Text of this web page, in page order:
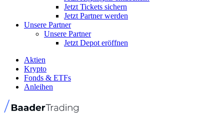
Jetzt Tickets sichern
Jetzt Partner werden
Unsere Partner
Unsere Partner
Jetzt Depot eröffnen
Aktien
Krypto
Fonds & ETFs
Anleihen